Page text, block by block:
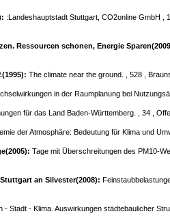
:Landeshauptstadt Stuttgart, CO2online GmbH ,
Ressourcen schonen, Energie
The climate near the ground. , 528 ,
in der Raumplanung bei
für das Land Baden-Württemberg. , 34 ,
der Atmosphäre: Bedeutung für Klima und
Tage mit Überschreitungen des PM10-
an Silvester(2008):
- Stadt - Klima. Auswirkungen städtebaulicher